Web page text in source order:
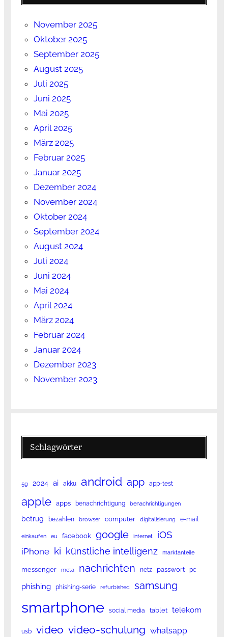
November 2025
Oktober 2025
September 2025
August 2025
Juli 2025
Juni 2025
Mai 2025
April 2025
März 2025
Februar 2025
Januar 2025
Dezember 2024
November 2024
Oktober 2024
September 2024
August 2024
Juli 2024
Juni 2024
Mai 2024
April 2024
März 2024
Februar 2024
Januar 2024
Dezember 2023
November 2023
Schlagwörter
5g 2024 ai akku android app app-test
apple apps benachrichtigung benachrichtigungen
betrug bezahlen browser computer digitalisierung e-mail
einkaufen eu facebook google internet iOS
iPhone ki künstliche intelligenz marktanteile
messenger meta nachrichten netz passwort pc
phishing phishing-serie refurbished samsung
smartphone social media tablet telekom
usb video video-schulung whatsapp